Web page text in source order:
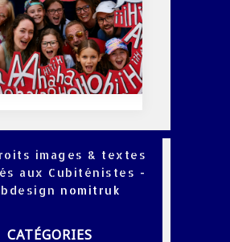
images & textes
aux Cubiténistes -
nomitruk
CATÉGORIES